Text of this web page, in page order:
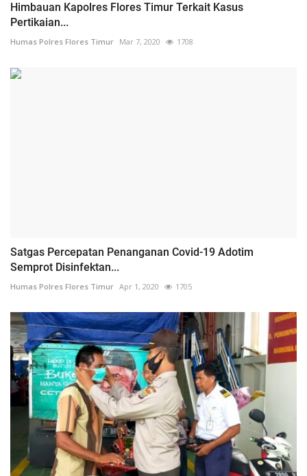
Himbauan Kapolres Flores Timur Terkait Kasus
Pertikaian...
Humas Polres Flores Timur Mar 7, 2020 1708
Satgas Percepatan Penanganan Covid-19 Adotim
Semprot Disinfektan...
Humas Polres Flores Timur Apr 1, 2020 1705